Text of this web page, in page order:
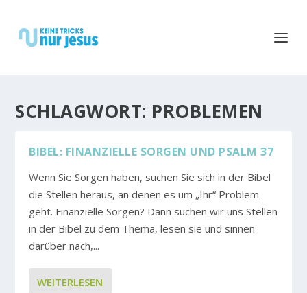
SCHLAGWORT: PROBLEMEN
BIBEL: FINANZIELLE SORGEN UND PSALM 37
Wenn Sie Sorgen haben, suchen Sie sich in der Bibel
die Stellen heraus, an denen es um „Ihr“ Problem
geht. Finanzielle Sorgen? Dann suchen wir uns Stellen
in der Bibel zu dem Thema, lesen sie und sinnen
darüber nach,...
WEITERLESEN